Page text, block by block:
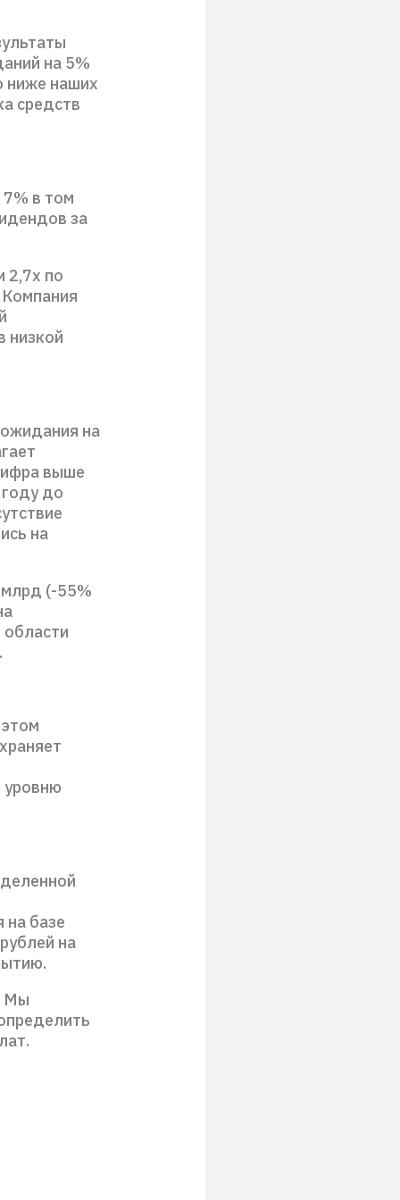
на 5%
ниже наших
средств
в том
за
2,7х по
низкой
на
выше
до
на
(-55%
уровню
базе
на
Мы